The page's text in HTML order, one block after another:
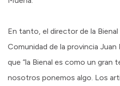
En tanto, el director de la
Comunidad de la provincia
que “la Bienal es como un gran
nosotros ponemos algo. Los